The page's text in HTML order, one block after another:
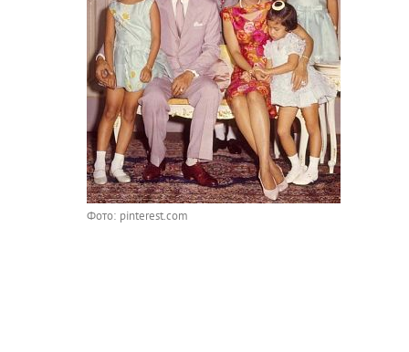
Фото: pinterest.com